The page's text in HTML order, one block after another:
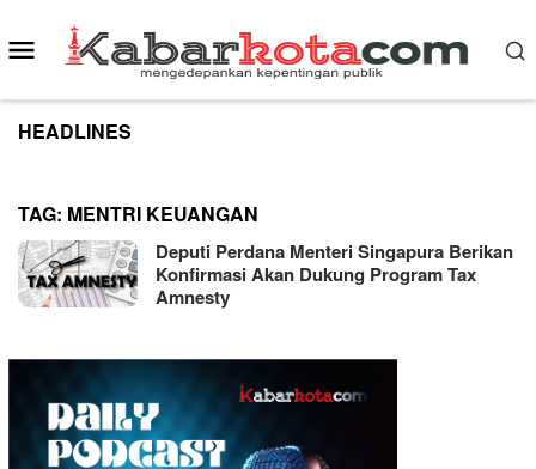
to
content
Mobile
Menu
HEADLINES
TAG: MENTRI KEUANGAN
Deputi Perdana Menteri Singapura Berikan
Konfirmasi Akan Dukung Program Tax
Amnesty